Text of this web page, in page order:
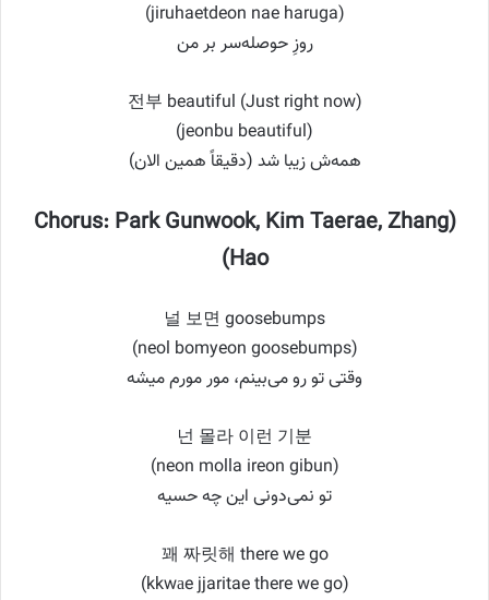
(jiruhaetdeon nae haruga)
روزِ حوصله‌سر بر من
전부 beautiful (Just right now)
(jeonbu beautiful)
همه‌ش زیبا شد (دقیقاً همین الان)
(Chorus: Park Gunwook, Kim Taerae, Zhang
Hao)
널 보면 goosebumps
(neol bomyeon goosebumps)
وقتی تو رو می‌بینم، مور مورم میشه
넌 몰라 이런 기분
(neon molla ireon gibun)
تو نمی‌دونی این چه حسیه
꽤 짜릿해 there we go
(kkwаe jjaritae there we go)